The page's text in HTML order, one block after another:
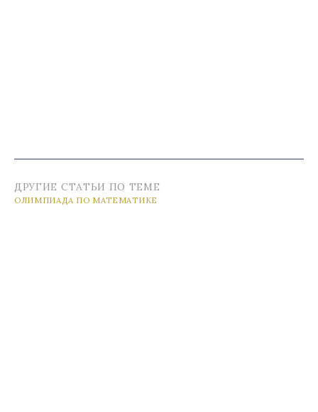
ДРУГИЕ СТАТЬИ ПО ТЕМЕ
ОЛИМПИАДА ПО МАТЕМАТИКЕ